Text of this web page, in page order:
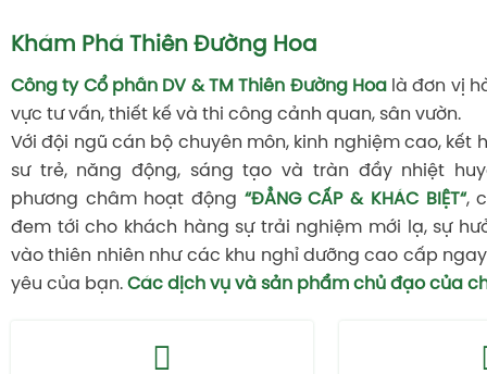
Khám Phá Thiên Đường Hoa
Công ty Cổ phần DV & TM Thiên Đường Hoa là đơn vị
vực tư vấn, thiết kế và thi công cảnh quan, sân vườn.
Với đội ngũ cán bộ chuyên môn, kinh nghiệm cao, kết
sư trẻ, năng động, sáng tạo và tràn đầy nhiệt
phương châm hoạt động “ĐẲNG CẤP & KHÁC BIỆT“,
đem tới cho khách hàng sự trải nghiệm mới lạ, sự
vào thiên nhiên như các khu nghỉ dưỡng cao cấp
yêu của bạn. Các dịch vụ và sản phẩm chủ đạo của